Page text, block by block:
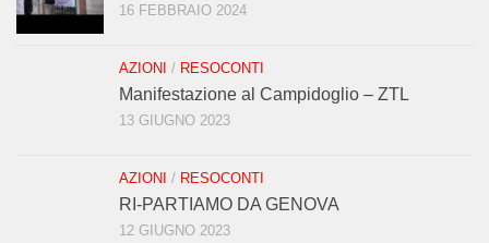
16 FEBBRAIO 2024
AZIONI / RESOCONTI
Manifestazione al Campidoglio – ZTL
13 GIUGNO 2023
AZIONI / RESOCONTI
RI-PARTIAMO DA GENOVA
12 GIUGNO 2023